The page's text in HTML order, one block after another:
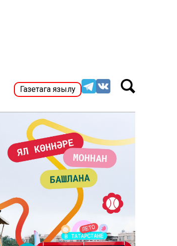
Газетага язылу